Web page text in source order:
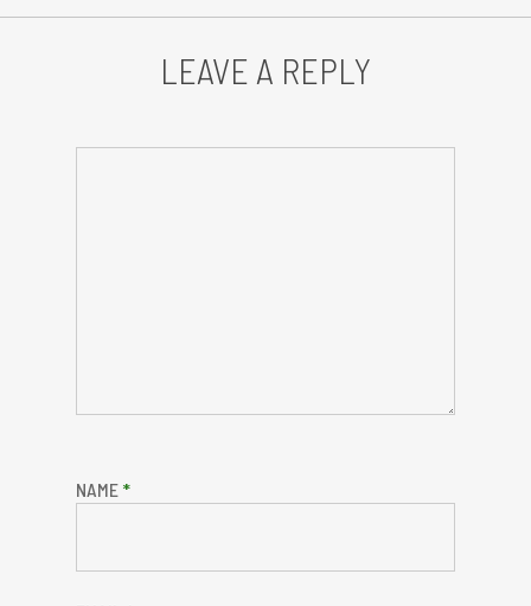
LEAVE A REPLY
NAME *